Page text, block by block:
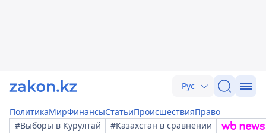
Рус
ПолитикаМирФинансыСтатьиПроисшествияПраво
#Выборы в Курултай
#Казахстан в сравнении